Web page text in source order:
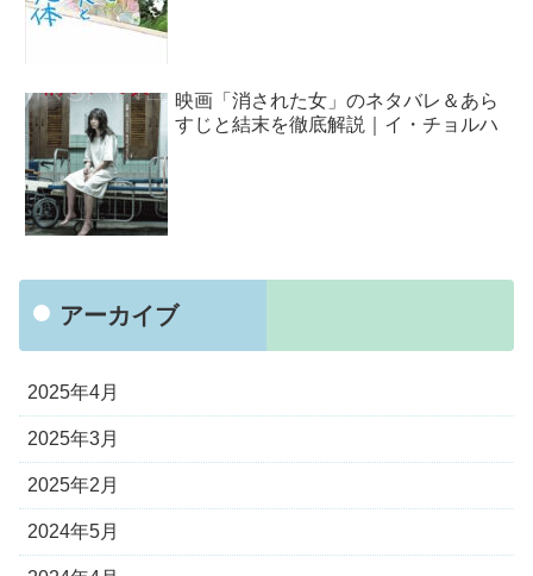
映画「消された女」のネタバレ＆あら
すじと結末を徹底解説｜イ・チョルハ
アーカイブ
2025年4月
2025年3月
2025年2月
2024年5月